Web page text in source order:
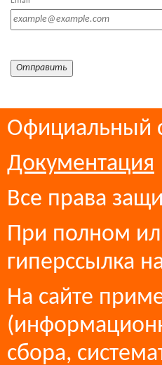
Документация
Все права
При полном
гиперссылка
На сайте
сбора,